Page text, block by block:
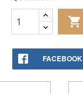

FACEBOOK